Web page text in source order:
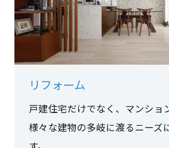
リフォーム
戸建住宅だけでなく、マンショ
様々な建物の多岐に渡るニーズ
す。
福井県
山梨県
長野県